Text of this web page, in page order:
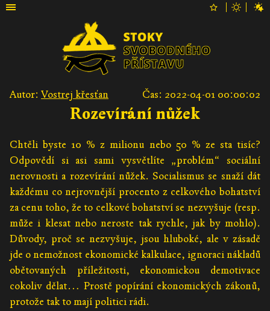
Autor: Vostrej křesťan Čas: 2022-04-01 00:00:02
Rozevírání nůžek
Chtěli byste 10 % z milionu nebo 50 % ze sta tisíc?
Odpovědí si asi sami vysvětlíte „problém“ sociální
nerovnosti a rozevírání nůžek. Socialismus se snaží dát
každému co nejrovnější procento z celkového bohatství
za cenu toho, že to celkové bohatství se nezvyšuje (resp.
může i klesat nebo neroste tak rychle, jak by mohlo).
Důvody, proč se nezvyšuje, jsou hluboké, ale v zásadě
jde o nemožnost ekonomické kalkulace, ignoraci nákladů
obětovaných příležitosti, ekonomickou demotivace
cokoliv dělat… Prostě popírání ekonomických zákonů,
protože tak to mají politici rádi.